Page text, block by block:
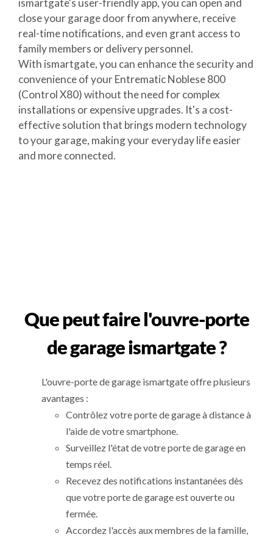
ismartgate's user-friendly app, you can open and
close your garage door from anywhere, receive
real-time notifications, and even grant access to
family members or delivery personnel.
With ismartgate, you can enhance the security and
convenience of your Entrematic Noblese 800
(Control X80) without the need for complex
installations or expensive upgrades. It's a cost-
effective solution that brings modern technology
to your garage, making your everyday life easier
and more connected.
Que peut faire l'ouvre-porte
de garage ismartgate ?
L'ouvre-porte de garage ismartgate offre plusieurs
avantages :
Contrôlez votre porte de garage à distance à
l'aide de votre smartphone.
Surveillez l'état de votre porte de garage en
temps réel.
Recevez des notifications instantanées dès
que votre porte de garage est ouverte ou
fermée.
Accordez l'accès aux membres de la famille,